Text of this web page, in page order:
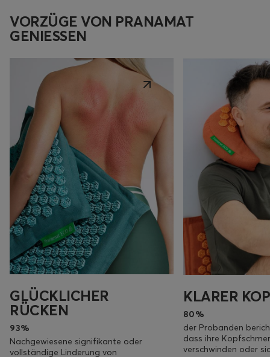
VORZÜGE VON PRANAMAT
GENIESSEN
GLÜCKLICHER
RÜCKEN
93%
Nachgewiesene signifikante oder
vollständige Linderung von
KLARER
80%
der Probanden
dass ihre
verschwinden oder